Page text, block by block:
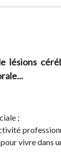
lésions
;
vivre dans